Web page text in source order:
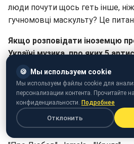
люди почути щось геть інше,
гучномовці маскульту? Це
Якщо розповідати іноземцю
Україні музика, про яких 5
відео показати?
Гурти: "ДахаБраха", ONUKA, Tik
Кліпи: CEPASA - Always
🍪 Мы используем cookie
Мы используем файлы cookie для
персонализации контента. Прочитайте
конфиденциальности. Подробнее
Отклонить